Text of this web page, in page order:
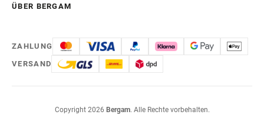
ÜBER BERGAM
ZAHLUNG
VERSAND
Copyright 2026 Bergam. Alle Rechte vorbehalten.